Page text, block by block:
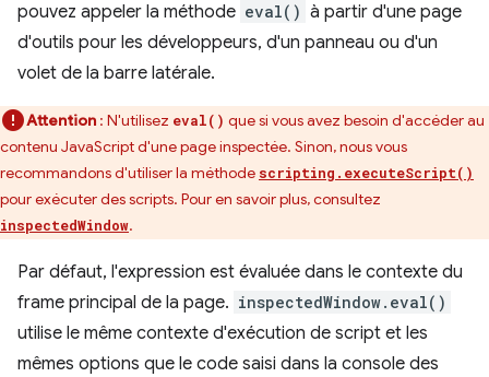
pouvez appeler la méthode eval() à partir d'une page
d'outils pour les développeurs, d'un panneau ou d'un
volet de la barre latérale.
Attention : N'utilisez eval() que si vous avez besoin d'accéder au
contenu JavaScript d'une page inspectée. Sinon, nous vous
recommandons d'utiliser la méthode scripting.executeScript()
pour exécuter des scripts. Pour en savoir plus, consultez
inspectedWindow.
Par défaut, l'expression est évaluée dans le contexte du
frame principal de la page. inspectedWindow.eval()
utilise le même contexte d'exécution de script et les
mêmes options que le code saisi dans la console des